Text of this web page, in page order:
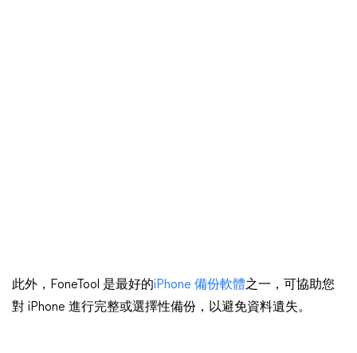
此外，FoneTool 是最好的iPhone 備份軟體之一，可協助您
對 iPhone 進行完整或選擇性備份，以避免資料遺失。